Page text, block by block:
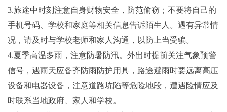
3.旅途中时刻注意自身财物安全，防范偷窃；不要将自己的
手机号码、学校和家庭等相关信息告诉陌生人。遇有异常情
况，请及时与学校老师和家人沟通，以防上当受骗。
4.夏季高温多雨，注意防暑防汛。外出时提前关注气象预警
信号，遇雨天应备齐防雨防护用具，路途避雨时要远离高压
设备和电器设备，注意道路坑陷等危险地段，遭遇险情应及
时联系当地政府、家人和学校。